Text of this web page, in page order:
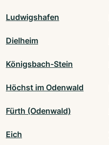
Ludwigshafen
Dielheim
Königsbach-Stein
Höchst im Odenwald
Fürth (Odenwald)
Eich